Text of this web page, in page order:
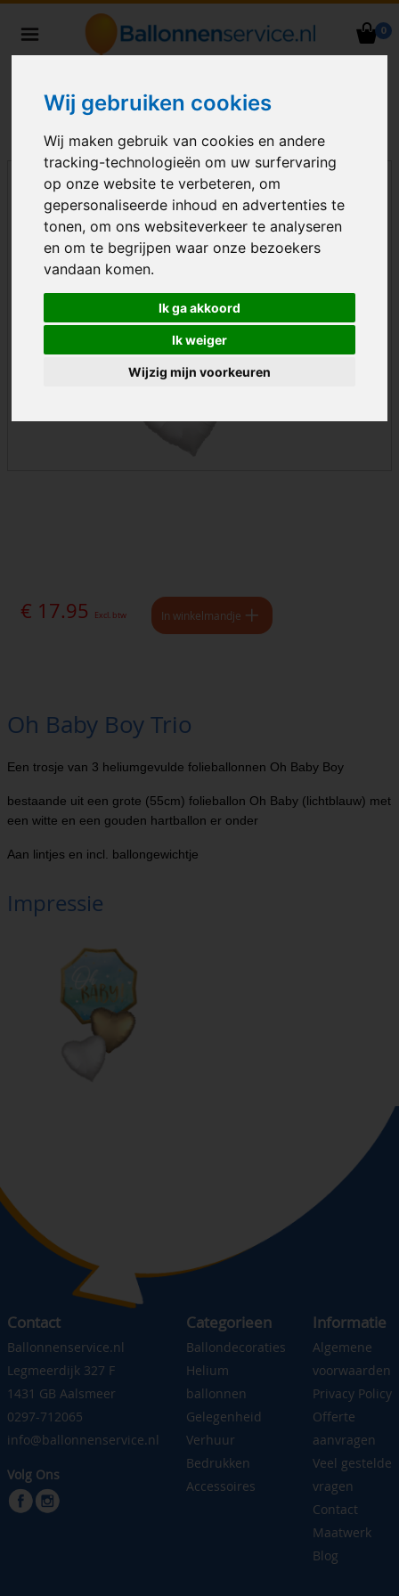
Wij gebruiken cookies
Wij maken gebruik van cookies en andere
tracking-technologieën om uw surfervaring
op onze website te verbeteren, om
gepersonaliseerde inhoud en advertenties te
tonen, om ons websiteverkeer te analyseren
en om te begrijpen waar onze bezoekers
vandaan komen.
Ik ga akkoord
Ik weiger
Wijzig mijn voorkeuren
0
Nederland
€ 17.95 Excl. btw In winkelmandje
Oh Baby Boy Trio
Een trosje van 3 heliumgevulde folieballonnen Oh Baby Boy
bestaande uit een grote (55cm) folieballon Oh Baby (lichtblauw) met
een witte en een gouden hartballon er onder
Aan lintjes en incl. ballongewichtje
Impressie
Contact
Ballonnenservice.nl
Legmeerdijk 327 F
1431 GB Aalsmeer
0297-712065
info@ballonnenservice.nl
Volg Ons
Categorieen
Ballondecoraties
Helium
ballonnen
Gelegenheid
Verhuur
Bedrukken
Accessoires
Informatie
Algemene
voorwaarden
Privacy Policy
Offerte
aanvragen
Veel gestelde
vragen
Contact
Maatwerk
Blog